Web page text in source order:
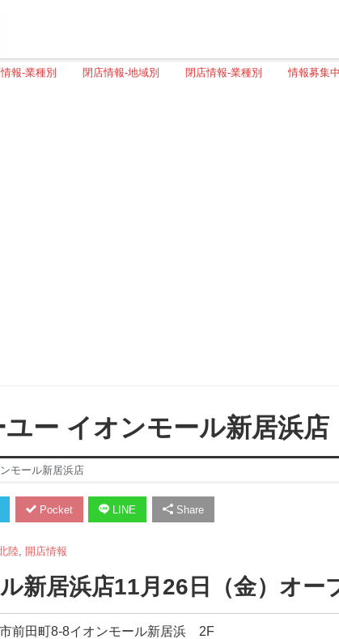
報-業種別 閉店情報-地域別 閉店情報-業種別 情報募集中
ー イオンモール新居浜店
モール新居浜店
Pocket LINE Share
陸, 開店情報
新居浜店11月26日（金）オー
前田町8-8イオンモール新居浜 2F